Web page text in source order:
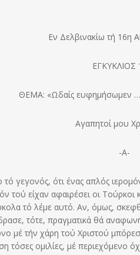
Εν Δελβινακίω τή 16η
ΕΓΚΥΚΛΙΟΣ
ΘΕΜΑ: «Ωδαίς ευφημήσωμεν …
Αγαπητοί μου
-Α-
τό γεγονός, ότι ένας απλός
είχαν αφαιρέσει οι Τούρκοι
τό λέμε αυτό. Αν, όμως,
τότε, πραγματικά θά
μέ τήν χάρη τού Χριστού
τόσες ομιλίες, μέ